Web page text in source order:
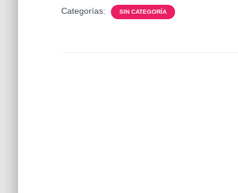
Categorías: SIN CATEGORÍA